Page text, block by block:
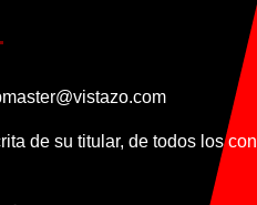
de su titular, de todos los